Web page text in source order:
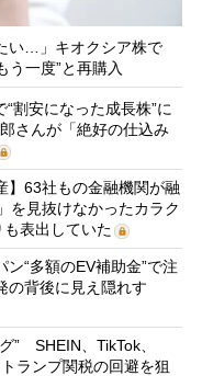
い…」キオクシア株で
う一度”と再購入
割安になった成長株”に
さんが「絶好の仕込み
】63社もの金融機関が融
を見抜けなかったカラク
表出していた
ン“多額のEV補助金”で注
背後に見え隠れす
” SHEIN、TikTok、
ランプ関税の回避を狙